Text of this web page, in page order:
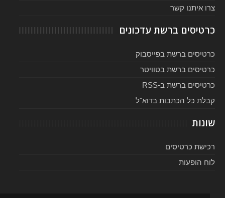
צרו איתנו קשר
כרטיסים ברשת עדכונים
כרטיסים ברשת בפייסבוק
כרטיסים ברשת בטוויטר
כרטיסים ברשת ב-RSS
קבלת כל הכתבות בדוא"ל
שונות
רכישת כרטיסים
לוח הופעות